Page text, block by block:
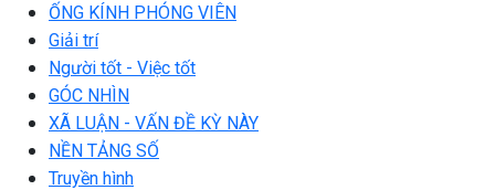
ỐNG KÍNH PHÓNG VIÊN
Giải trí
Người tốt - Việc tốt
GÓC NHÌN
XÃ LUẬN - VẤN ĐỀ KỲ NÀY
NỀN TẢNG SỐ
Truyền hình